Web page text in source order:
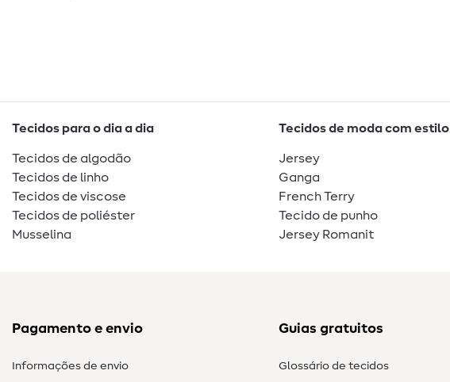
Tecidos para o dia a dia
Tecidos de algodão
Tecidos de linho
Tecidos de viscose
Tecidos de poliéster
Musselina
Tecidos de moda com estilo
Jersey
Ganga
French Terry
Tecido de punho
Jersey Romanit
Pagamento e envio
Informações de envio
Guias gratuitos
Glossário de tecidos